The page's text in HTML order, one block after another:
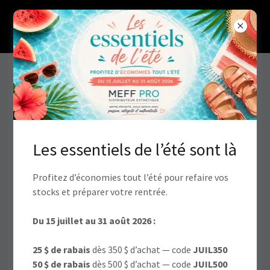
Connexion au compte
Connectez-vous à votre compte pour accéder à votre
auxquelles vous avez accès.
Les essentiels de l’été sont là
Profitez d’économies tout l’été pour refaire vos
stocks et préparer votre rentrée.
Du 15 juillet au 31 août 2026 :
25 $ de rabais dès 350 $ d’achat — code JUIL350
50 $ de rabais dès 500 $ d’achat — code JUIL500